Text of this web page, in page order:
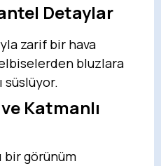
Detaylar
zarif bir hava
bluzlara
süslüyor.
Katmanlı
bir görünüm